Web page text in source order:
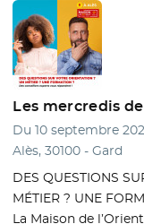
Les mercredis
Du 10 septembre
Alès, 30100 - Gard
DES QUESTIONS
MÉTIER ? UNE
La Maison de